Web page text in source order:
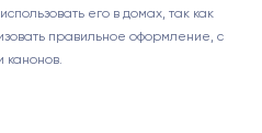
его в домах, так как
правильное оформление, с
канонов.